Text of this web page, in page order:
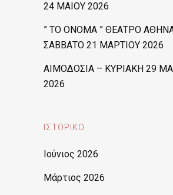
24 ΜΑΙΟΥ 2026
” ΤΟ ΟΝΟΜΑ ” ΘΕΑΤΡΟ
ΣΑΒΒΑΤΟ 21 ΜΑΡΤΙΟΥ 2026
ΑΙΜΟΔΟΣΙΑ – ΚΥΡΙΑΚΗ 29
2026
ΙΣΤΟΡΙΚΌ
Ιούνιος 2026
Μάρτιος 2026